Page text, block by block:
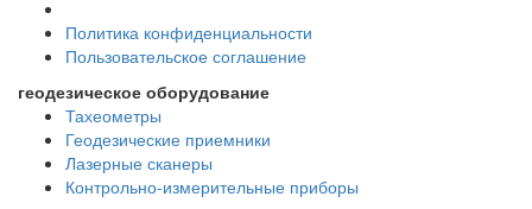
Политика конфиденциальности
Пользовательское соглашение
геодезическое оборудование
Тахеометры
Геодезические приемники
Лазерные сканеры
Контрольно-измерительные приборы